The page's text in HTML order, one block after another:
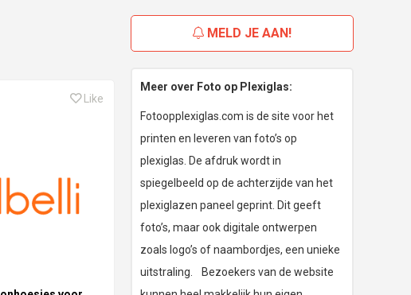
Like
MELD JE AAN!
Meer over Foto op Plexiglas:
Fotoopplexiglas.com is de site voor het
printen en leveren van foto’s op
plexiglas. De afdruk wordt in
spiegelbeeld op de achterzijde van het
plexiglazen paneel geprint. Dit geeft
foto’s, maar ook digitale ontwerpen
zoals logo’s of naambordjes, een unieke
uitstraling. Bezoekers van de website